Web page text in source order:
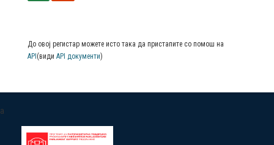
До овој регистар можете исто така да пристапите со помош на
API (види API документи)
a